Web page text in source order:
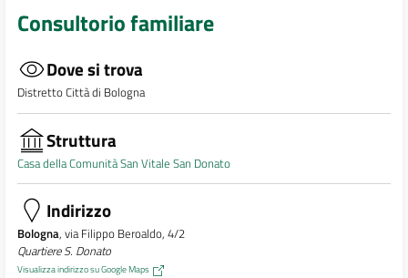
Consultorio familiare
Dove si trova
Distretto Città di Bologna
Struttura
Casa della Comunità San Vitale San Donato
Indirizzo
Bologna, via Filippo Beroaldo, 4/2
Quartiere S. Donato
Visualizza indirizzo su Google Maps